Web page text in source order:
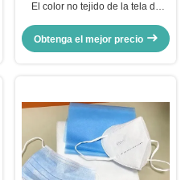
El color no tejido de la tela de
máscaras para requisitos
particulares con de alta
Obtenga el mejor precio